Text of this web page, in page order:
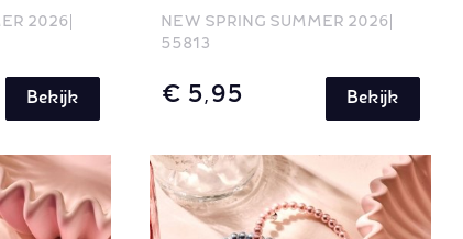
2026
Bekijk
NEW SPRING SUMMER 2026
55813
€ 5,95 Bekijk